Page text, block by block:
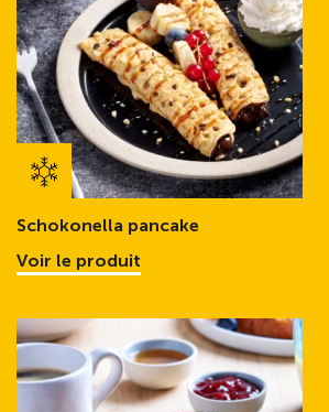
Schokonella pancake
Voir le produit